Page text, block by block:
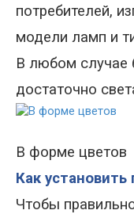
потребителей,
модели ламп и
В любом случае
достаточно
В форме цветов
Как
Чтобы